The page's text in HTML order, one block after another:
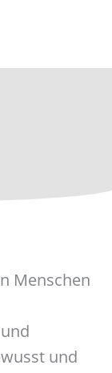
Menschen
und